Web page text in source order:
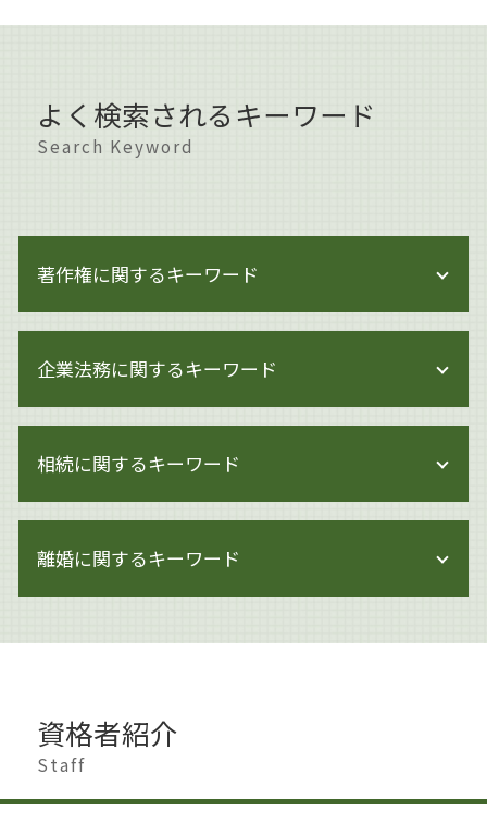
よく検索されるキーワード
Search Keyword
著作権に関するキーワード
著作権 著作者人格権
著作権 訴訟
ai 絵 著作権
著作権とは イラスト
著作権
著作権 対策
著作権 損害賠償
著作権 知的財産権
著作権侵害 身近な例
著作権とは 音楽
著作権 訴えられた
著作権 著作者人格権 違い
企業法務に関するキーワード
企業法務 雇用契約
企業法務 調査
問題社員 追い込む
企業法務 顧問弁護士
企業法務 弁護士
事業承継とは
企業法務 倒産法
企業法務 世田谷区
相続に関するキーワード
相続 借金
遺産分割 調停
遺産分割 割合
遺言 生前対策
生前対策 弁護士
生前対策 とは
離婚に関するキーワード
離婚 浮気 慰謝料
不貞行為 離婚
離婚 男
資格者紹介
Staff